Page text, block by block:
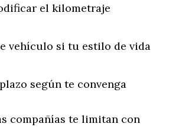
el kilometraje
vehículo si tu estilo de vida
según te convenga
compañías te limitan con